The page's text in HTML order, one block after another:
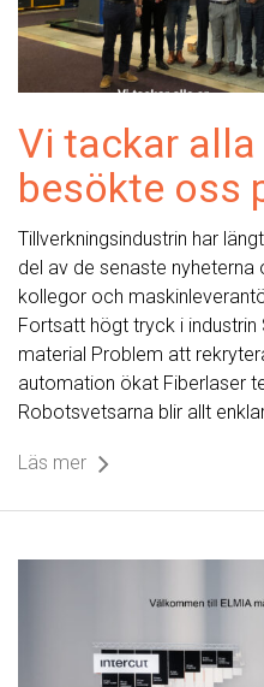
Vi tackar alla
besökte oss
Tillverkningsindustrin har
del av de senaste
kollegor och
Fortsatt högt tryck i
material Problem att
automation ökat Fiberlaser
Robotsvetsarna blir allt
Läs mer